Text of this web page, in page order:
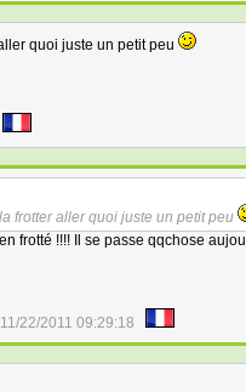
quoi juste un petit peu
frotter aller quoi juste un petit peu
frotté !!!! Il se passe qqchose
11/22/2011 09:29:18